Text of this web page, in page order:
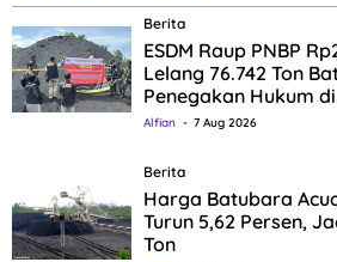
Berita
ESDM Raup PNBP
Lelang 76.742 Ton
Penegakan Hukum
Alfian 7 Aug 2026
Berita
Harga Batubara
Turun 5,62 Persen,
Ton